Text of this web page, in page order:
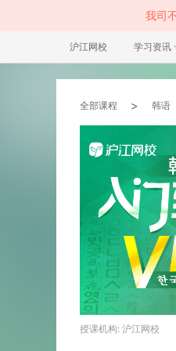
我司
沪江网校 学习资讯
全部课程 > 韩语
授课机构: 沪江网校